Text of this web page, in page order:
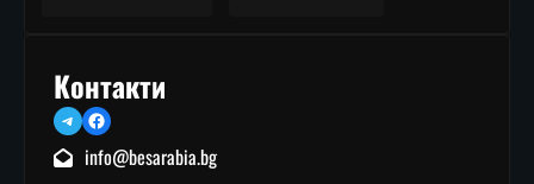
Контакти
TelegramFacebook
info@besarabia.bg